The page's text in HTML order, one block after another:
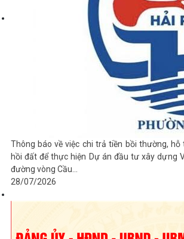
Thông báo về việc chi trả tiền bồi thường,
hồi đất để thực hiện Dự án đầu tư xây dựng
đường vòng Cầu...
28/07/2026